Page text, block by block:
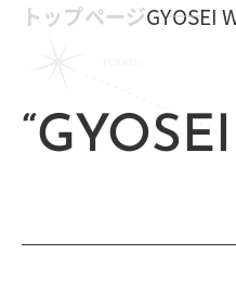
トップページGYOSEI